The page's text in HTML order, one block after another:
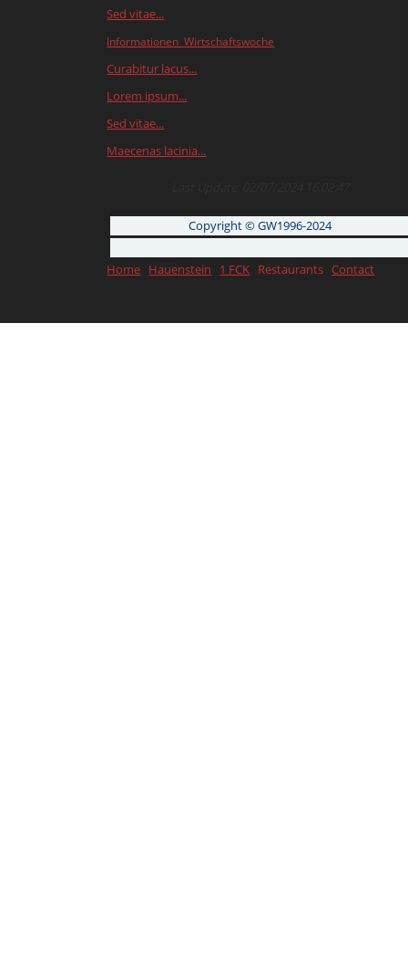
Home Hauenstein 1 FCK RestaurantsContact
Maecenas lacinia...
Sed vitae...
Lorem ipsum...
Curabitur lacus...
Informationen Wirtschaftswoche
Sed vitae...
Copyright © GW1996-2024